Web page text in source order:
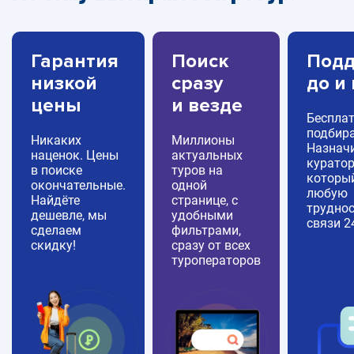
Гарантия
низкой
цены
Никаких
наценок. Цены
в поиске
окончательные.
Найдёте
дешевле, мы
сделаем
скидку!
Поиск
сразу
и везде
Миллионы
актуальных
туров на
одной
странице, с
удобными
фильтрами,
сразу от всех
туроператоров
до и
любую
связи